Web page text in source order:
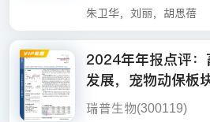
心竞争力，24年双11
24年实现营收52.45
母净利润6.25亿元，
有品牌业务收入35.45
4%。25年Q1实现营
82%，归母净利润
鲜，打造媲美人类食
合AAFCO标准，确保
宠物餐厅还结合社交
等元素，推出洗护服
前，宠胖胖也开设了
建议关注：1）渠道端
宠互动领域的依依股
王国签署犬猫行为识
数字生命库，自有品
风险提示
错，在中高档猫粮中
eal高增有望保持，海
25H2和26Q1加拿大
后，将支撑北美需求
一步完善。费用端今
是今年在广宣等投入
事件：公司发布2024
归母净利润3.94亿，
净利润3.86亿，同比
润1.12亿，同比
24年主粮增速亮眼，
主品牌提速。分区域
朱卫华，刘丽，胡思蓓
2024年年报点评
发展，宠物动保板
瑞普生物(300119)